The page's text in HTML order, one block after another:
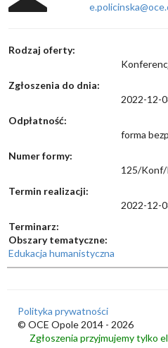
Rodzaj oferty:
Zgłoszenia do dnia:
2022-12-
Odpłatność:
forma
Numer formy:
125/Konf/
Termin realizacji:
2022-12-
Terminarz:
Obszary tematyczne:
Edukacja humanistyczna
Polityka prywatności
© OCE Opole 2014 - 2026
Zgłoszenia przyjmujemy tylko